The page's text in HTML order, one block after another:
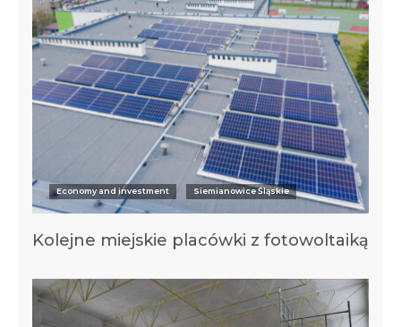
Economy and investment Siemianowice Śląskie
Kolejne miejskie placówki z fotowoltaiką